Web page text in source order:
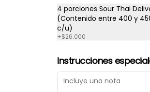
4 porciones Sour Thai
(Contenido entre 400 y
c/u)
+$26.000
Instrucciones